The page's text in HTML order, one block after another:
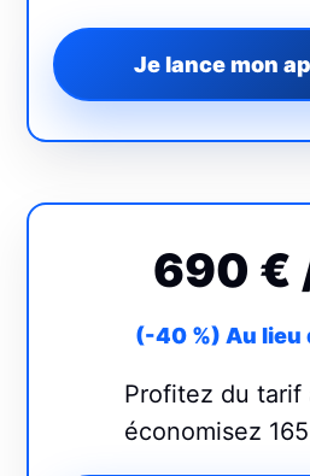
Je lance mon
690 €
(-40 %) Au lieu
Profitez du tarif
économisez